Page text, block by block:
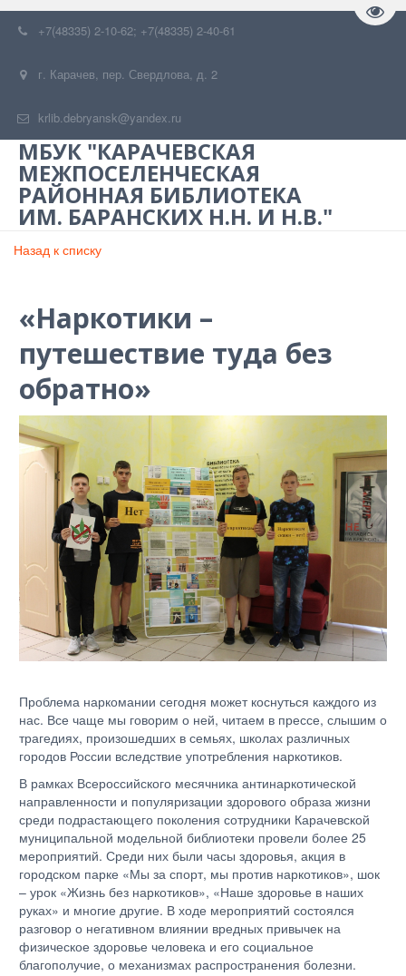
+7(48335) 2-10-62; +7(48335) 2-40-61
г. Карачев, пер. Свердлова, д. 2
krlib.debryansk@yandex.ru
МБУК "КАРАЧЕВСКАЯ
МЕЖПОСЕЛЕНЧЕСКАЯ
РАЙОННАЯ БИБЛИОТЕКА
ИМ. БАРАНСКИХ Н.Н. И Н.В."
Назад к списку
«Наркотики –
путешествие туда без
обратно»
Проблема наркомании сегодня может коснуться каждого из
нас. Все чаще мы говорим о ней, читаем в прессе, слышим о
трагедиях, произошедших в семьях, школах различных
городов России вследствие употребления наркотиков.
В рамках Всероссийского месячника антинаркотической
направленности и популяризации здорового образа жизни
среди подрастающего поколения сотрудники Карачевской
муниципальной модельной библиотеки провели более 25
мероприятий. Среди них были часы здоровья, акция в
городском парке «Мы за спорт, мы против наркотиков», шок
– урок «Жизнь без наркотиков», «Наше здоровье в наших
руках» и многие другие. В ходе мероприятий состоялся
разговор о негативном влиянии вредных привычек на
физическое здоровье человека и его социальное
благополучие, о механизмах распространения болезни.